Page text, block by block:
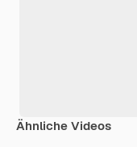
Ähnliche Videos